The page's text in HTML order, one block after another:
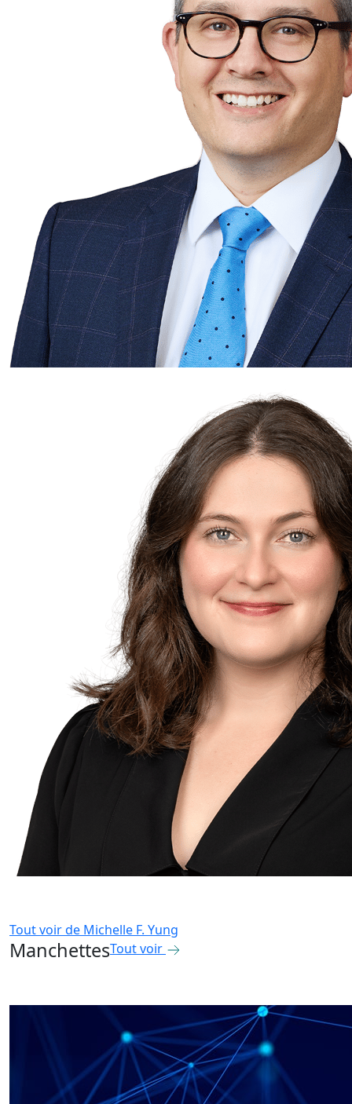
Tout voir de Michelle F. Yung
ManchettesTout voir